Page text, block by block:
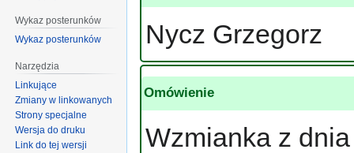
Nycz Grzegorz
Omówienie
Wzmianka z
Wykaz posterunków
Wykaz posterunków
Narzędzia
Linkujące
Zmiany w linkowanych
Strony specjalne
Wersja do druku
Link do tej wersji